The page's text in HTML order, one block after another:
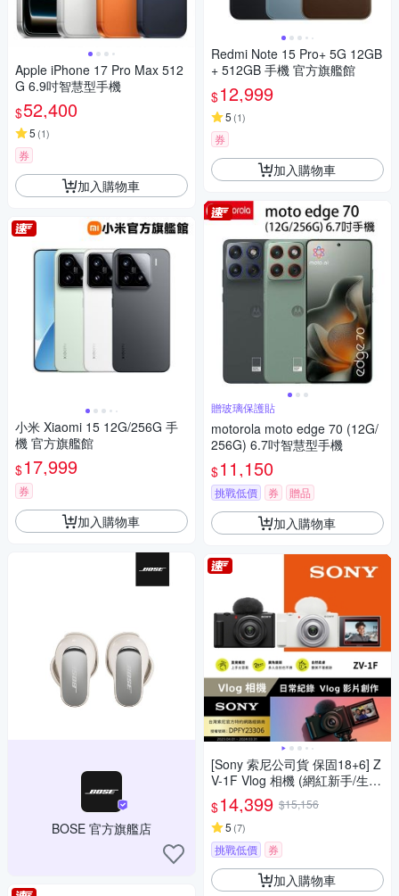
Apple iPhone 17 Pro Max 512
G 6.9吋智慧型手機
$52,400
5 (1)
券
加入購物車
小米 Xiaomi 15 12G/256G 手
機 官方旗艦館
$17,999
券
加入購物車
BOSE 官方旗艦店
Redmi Note 15 Pro+ 5G 12GB
+ 512GB 手機 官方旗艦館
$12,999
5 (1)
券
加入購物車
贈玻璃保護貼
motorola moto edge 70 (12G/
256G) 6.7吋智慧型手機
$11,150
挑戰低價 券 贈品
加入購物車
[Sony 索尼公司貨 保固18+6] Z
V-1F Vlog 相機 (網紅新手/生活
隨拍)
$14,399 $15,156
5 (7)
挑戰低價 券
加入購物車